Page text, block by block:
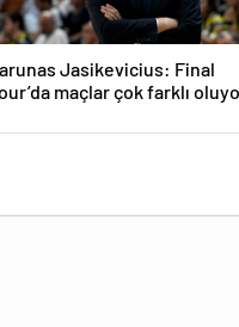
Jasikevicius: Final
maçlar çok farklı